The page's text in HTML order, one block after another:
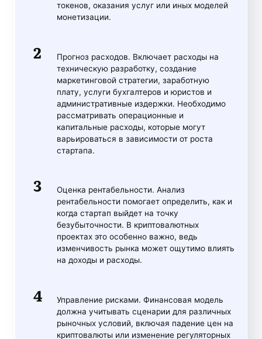
токенов, оказания услуг или иных моделей
монетизации.
Прогноз расходов. Включает расходы на
техническую разработку, создание
маркетинговой стратегии, заработную
плату, услуги бухгалтеров и юристов и
административные издержки. Необходимо
рассматривать операционные и
капитальные расходы, которые могут
варьироваться в зависимости от роста
стартапа.
Оценка рентабельности. Анализ
рентабельности помогает определить, как и
когда стартап выйдет на точку
безубыточности. В криптовалютных
проектах это особенно важно, ведь
изменчивость рынка может ощутимо влиять
на доходы и расходы.
Управление рисками. Финансовая модель
должна учитывать сценарии для различных
рыночных условий, включая падение цен на
криптовалюты или изменение регуляторных